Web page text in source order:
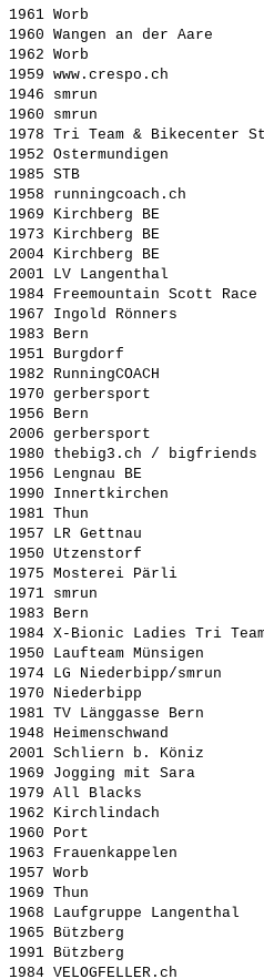
1961 Worb
1960 Wangen an der Aare
1962 Worb
1959 www.crespo.ch
1946 smrun
1960 smrun
1978 Tri Team &
1952 Ostermundigen
1985 STB
1958 runningcoach.ch
1969 Kirchberg BE
1973 Kirchberg BE
2004 Kirchberg BE
2001 LV Langenthal
1984 Freemountain Scott
1967 Ingold Rönners
1983 Bern
1951 Burgdorf
1982 RunningCOACH
1970 gerbersport
1956 Bern
2006 gerbersport
1980 thebig3.ch /
1956 Lengnau BE
1990 Innertkirchen
1981 Thun
1957 LR Gettnau
1950 Utzenstorf
1975 Mosterei Pärli
1971 smrun
1983 Bern
1984 X-Bionic Ladies Tri
1950 Laufteam Münsigen
1974 LG Niederbipp/
1970 Niederbipp
1981 TV Länggasse Bern
1948 Heimenschwand
2001 Schliern b. Köniz
1969 Jogging mit Sara
1979 All Blacks
1962 Kirchlindach
1960 Port
1963 Frauenkappelen
1957 Worb
1969 Thun
1968 Laufgruppe
1965 Bützberg
1991 Bützberg
1984 VELOGFELLER.ch